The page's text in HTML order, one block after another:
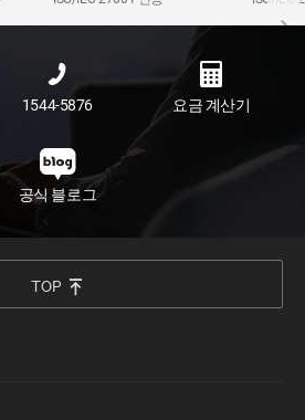
1544-5876 요금 계산기
공식 블로그
TOP